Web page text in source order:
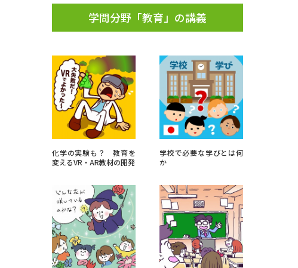
学問分野解説 学問の教科書 夢ナビライブ
このサイトについて
受付内容・発送状況の確認 テレメール
お支払いサイト
お問合せ先 テレメール進学カタログ訂正のご案内
学問分野「教育」の講義
化学の実験も？ 教育を
変えるVR・AR教材の開発
学校で必要な学びとは何
か